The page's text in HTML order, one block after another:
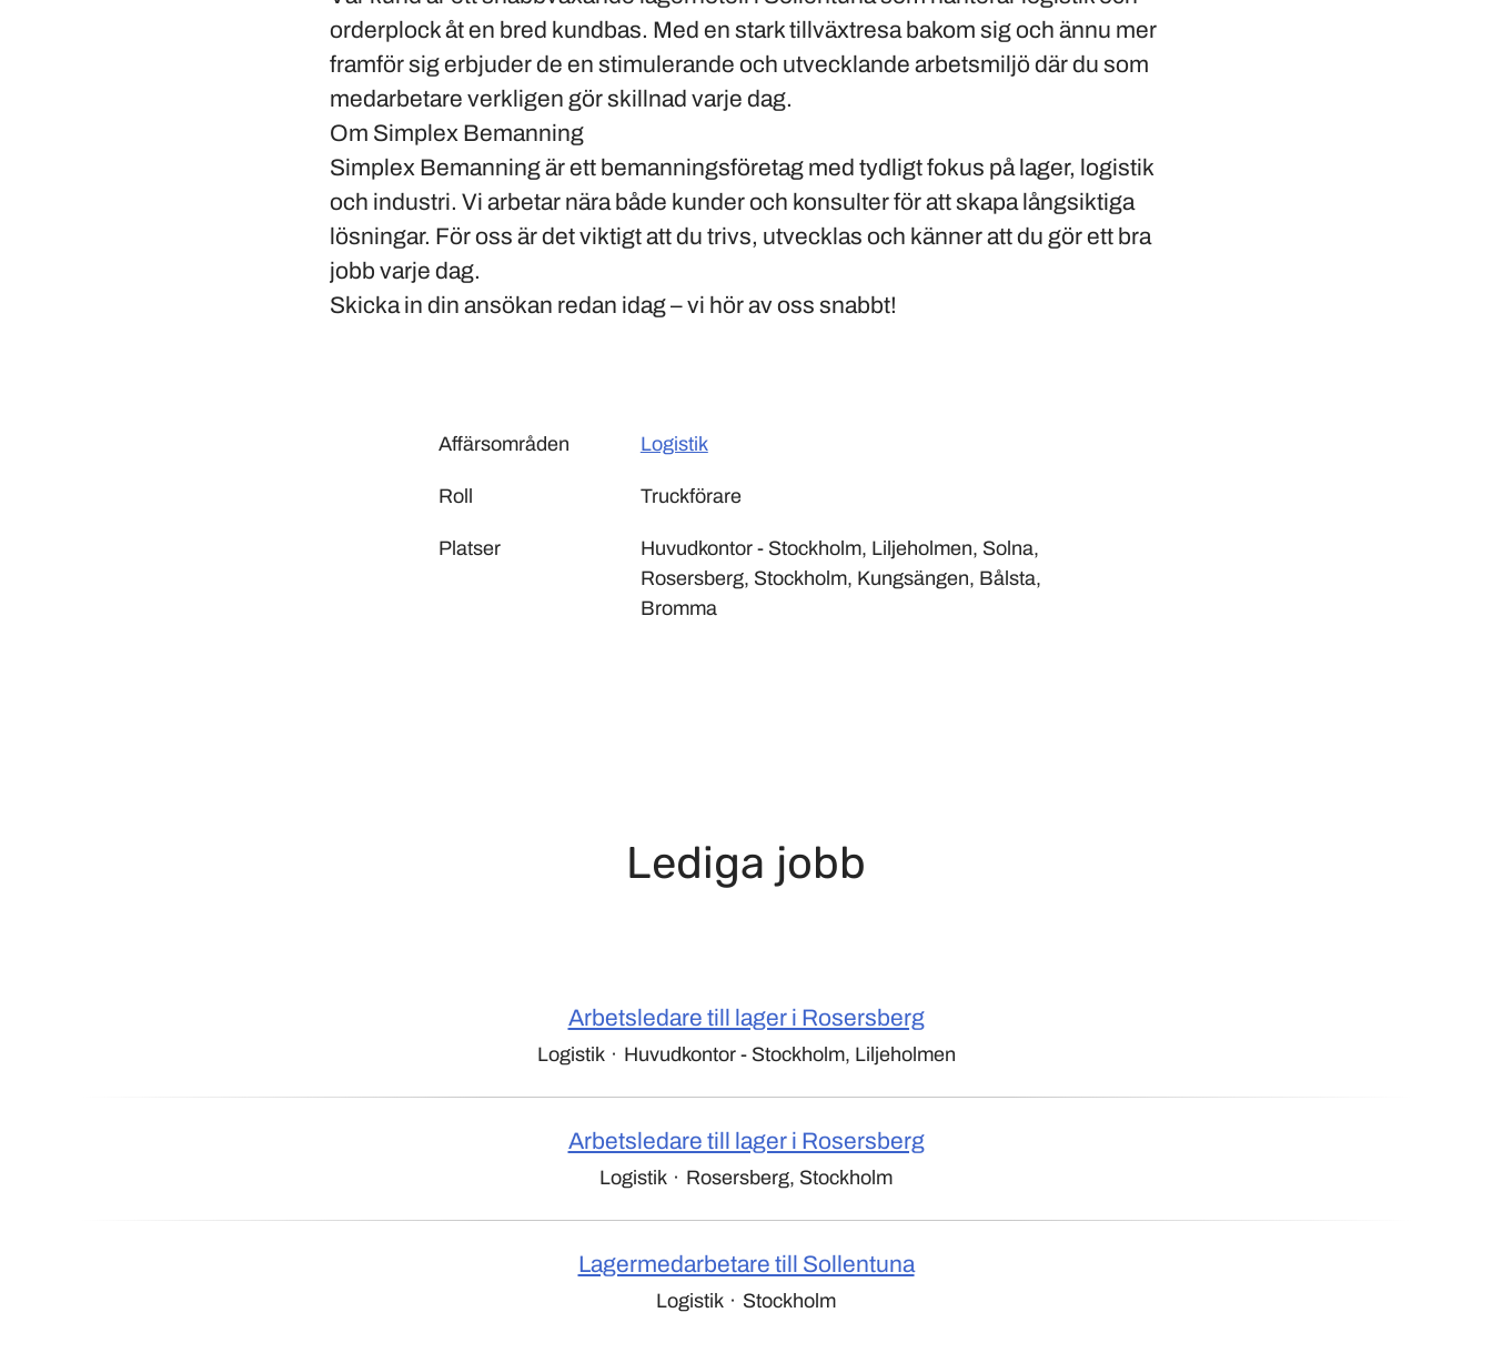
orderplock åt en bred kundbas. Med en stark tillväxtresa bakom sig och ännu mer
framför sig erbjuder de en stimulerande och utvecklande arbetsmiljö där du som
medarbetare verkligen gör skillnad varje dag.
Om Simplex Bemanning
Simplex Bemanning är ett bemanningsföretag med tydligt fokus på lager, logistik
och industri. Vi arbetar nära både kunder och konsulter för att skapa långsiktiga
lösningar. För oss är det viktigt att du trivs, utvecklas och känner att du gör ett bra
jobb varje dag.
Skicka in din ansökan redan idag – vi hör av oss snabbt!
Affärsområden Logistik
Roll Truckförare
Platser
Huvudkontor - Stockholm, Liljeholmen, Solna,
Rosersberg, Stockholm, Kungsängen, Bålsta,
Bromma
Lediga jobb
Arbetsledare till lager i Rosersberg
Logistik · Huvudkontor - Stockholm, Liljeholmen
Arbetsledare till lager i Rosersberg
Logistik · Rosersberg, Stockholm
Lagermedarbetare till Sollentuna
Logistik · Stockholm